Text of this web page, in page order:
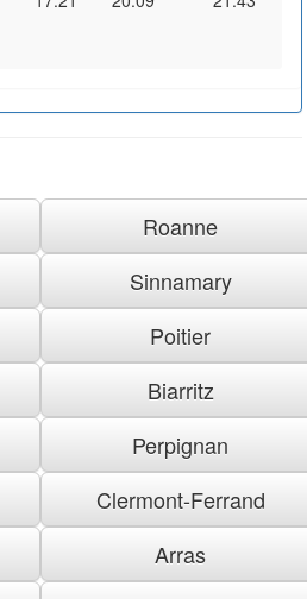
Roanne
Sinnamary
Poitier
Biarritz
Perpignan
Clermont-Ferrand
Arras